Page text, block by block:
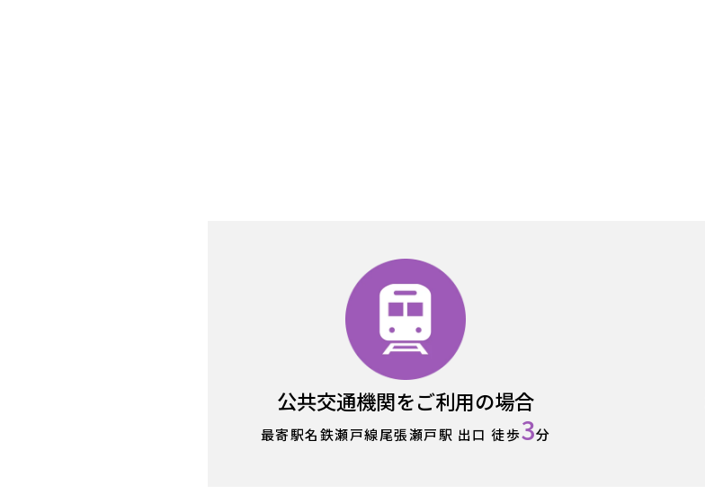
公共交通機関をご利用の場合
最寄駅名鉄瀬戸線尾張瀬戸駅 出口 徒歩3分